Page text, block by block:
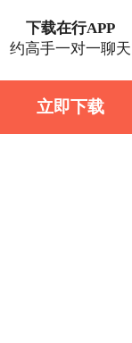
下载在行APP
约高手一对一聊天
立即下载